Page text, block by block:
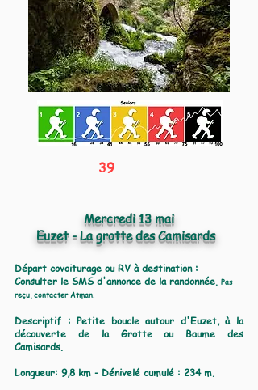
39
Mercredi 13 mai
Euzet - La grotte des Camisards
Départ covoiturage ou RV à destination :
Consulter le SMS d'annonce de la randonnée. Pas
reçu, contacter Atman.
​Descriptif : Petite boucle autour d'Euzet, à la
découverte de la Grotte ou Baume des
Camisards.
Longueur: 9,8 km - Dénivelé cumulé : 234 m.